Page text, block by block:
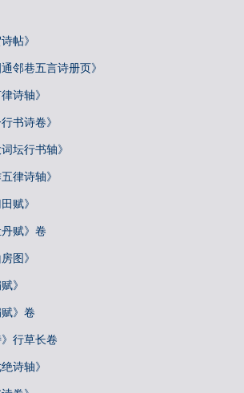
帖》
邻巷五言诗册页》
诗轴》
书诗卷》
坛行书轴》
律诗轴》
赋》
赋》卷
图》
》
》卷
行草长卷
诗轴》